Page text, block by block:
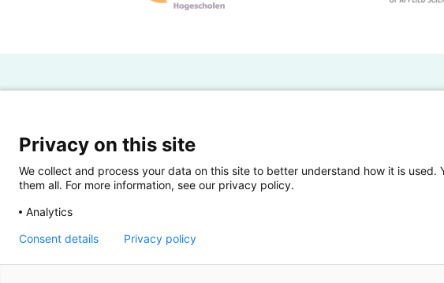
Powered by SURF
Eigen onderzoek
Privacy on this site
We collect and process your data on this site to better understand how it is
them all. For more information, see our privacy policy.
Analytics
Consent details Privacy policy